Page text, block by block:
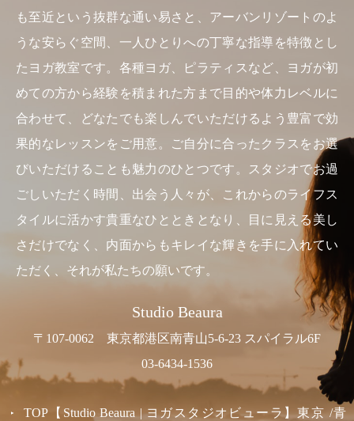
も至近という抜群な通い易さと、アーバンリゾートのよ
うな安らぐ空間、一人ひとりへの丁寧な指導を特徴とし
たヨガ教室です。各種ヨガ、ピラティスなど、ヨガが初
めての方から経験を積まれた方まで目的や体力レベルに
合わせて、どなたでも楽しんでいただけるよう豊富で効
果的なレッスンをご用意。ご自分に合ったクラスをお選
びいただけることも魅力のひとつです。スタジオでお過
ごしいただく時間、出会う人々が、これからのライフス
タイルに活かす貴重なひとときとなり、目に見える美し
さだけでなく、内面からもキレイな輝きを手に入れてい
ただく、それが私たちの願いです。
Studio Beaura
〒107-0062 東京都港区南青山5-6-23 スパイラル6F
03-6434-1536
TOP【Studio Beaura | ヨガスタジオビューラ】東京 /青